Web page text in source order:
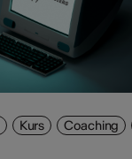
Kurs Coaching